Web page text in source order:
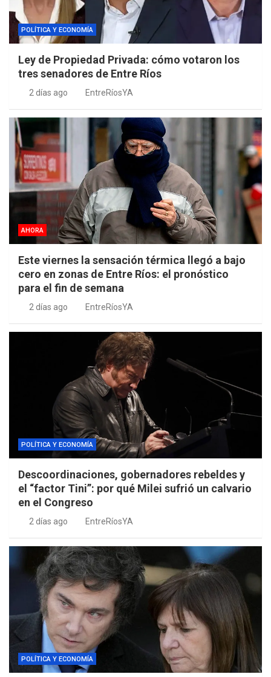
POLÍTICA Y ECONOMÍA
Ley de Propiedad Privada: cómo votaron los
tres senadores de Entre Ríos
2 días ago EntreRíosYA
AHORA
Este viernes la sensación térmica llegó a bajo
cero en zonas de Entre Ríos: el pronóstico
para el fin de semana
2 días ago EntreRíosYA
POLÍTICA Y ECONOMÍA
Descoordinaciones, gobernadores rebeldes y
el “factor Tini”: por qué Milei sufrió un calvario
en el Congreso
2 días ago EntreRíosYA
POLÍTICA Y ECONOMÍA